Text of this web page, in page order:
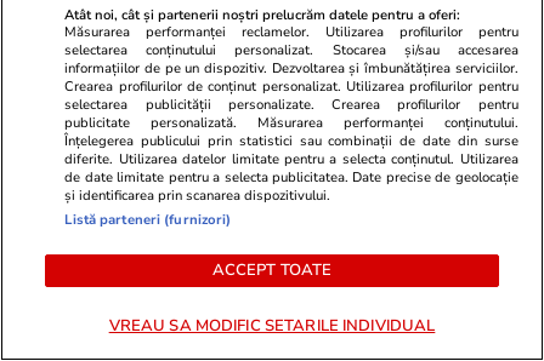
Gazeta publică o poză
inexplicabilă » Cine apare în
bancă alături de marea Nadia
Comăneci: „Nu înțeleg cum e
posibilă!”
Fanii sunt în
doctorul
să fie
Atât noi, cât și partenerii noștri prelucrăm datele pentru a oferi:
Măsurarea performanței reclamelor. Utilizarea profilurilor pentru
selectarea conținutului personalizat. Stocarea și/sau accesarea
informațiilor de pe un dispozitiv. Dezvoltarea și îmbunătățirea serviciilor.
Crearea profilurilor de conținut personalizat. Utilizarea profilurilor pentru
selectarea publicității personalizate. Crearea profilurilor pentru
publicitate personalizată. Măsurarea performanței conținutului.
Înțelegerea publicului prin statistici sau combinații de date din surse
diferite. Utilizarea datelor limitate pentru a selecta conținutul. Utilizarea
de date limitate pentru a selecta publicitatea. Date precise de geolocație
și identificarea prin scanarea dispozitivului.
Listă parteneri (furnizori)
ACCEPT TOATE
VREAU SA MODIFIC SETARILE INDIVIDUAL